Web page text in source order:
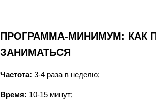
ПРОГРАММА-МИНИМУМ: КАК
ЗАНИМАТЬСЯ
Частота: 3-4 раза в неделю;
Время: 10-15 минут;